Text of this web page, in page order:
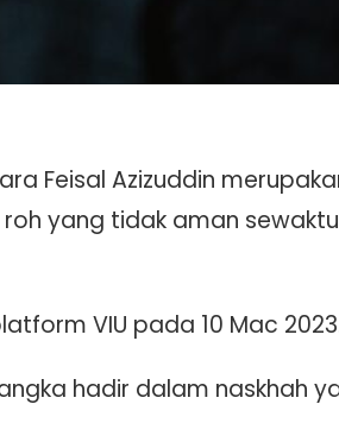
Feisal Azizuddin
yang tidak aman sewaktu
VIU pada 10 Mac
hadir dalam naskhah